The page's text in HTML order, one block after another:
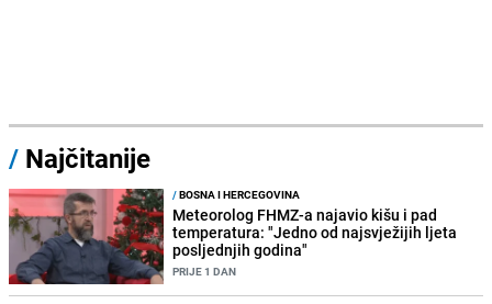
/ Najčitanije
/BOSNA I HERCEGOVINA
Meteorolog FHMZ-a najavio kišu i pad
temperatura: "Jedno od najsvježijih ljeta
posljednjih godina"
PRIJE 1 DAN